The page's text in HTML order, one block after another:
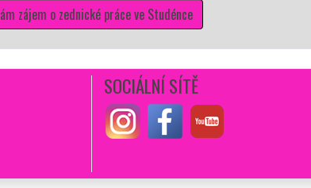
zájem o zednické práce ve Studénce
SOCIÁLNÍ SÍTĚ